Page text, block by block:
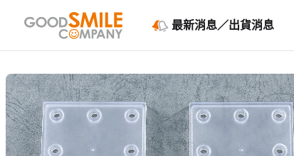
最新消息／出貨消息